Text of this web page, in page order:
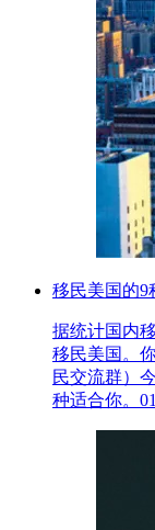
移民美国的9
据统计国内
移民美国。
民交流群）
种适合你。